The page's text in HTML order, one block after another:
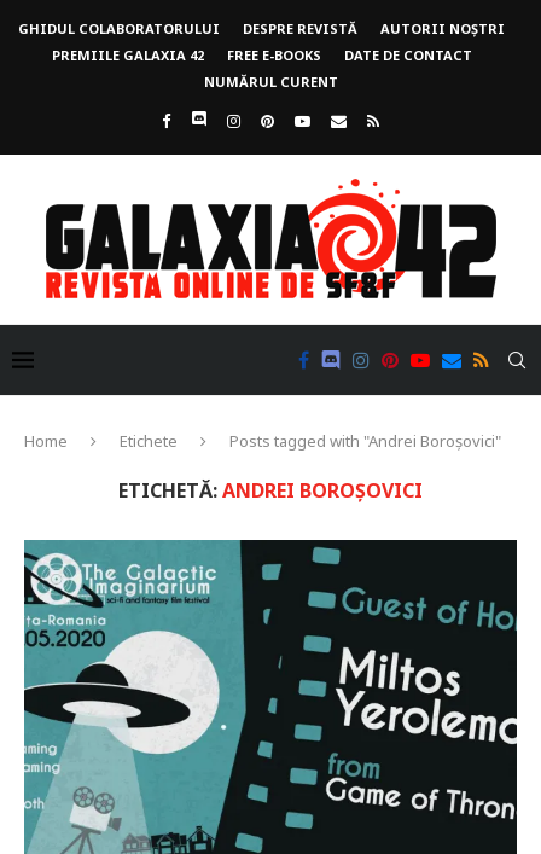
GHIDUL COLABORATORULUI DESPRE REVISTĂ
AUTORII NOȘTRI
PREMIILE GALAXIA 42
FREE E-BOOKS
DATE DE CONTACT
NUMĂRUL CURENT
Home Etichete Posts tagged with "Andrei Boroșovici"
ETICHETĂ:ANDREI BOROȘOVICI